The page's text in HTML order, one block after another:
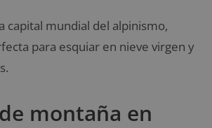
capital mundial del alpinismo,
para esquiar en nieve virgen y
montaña en